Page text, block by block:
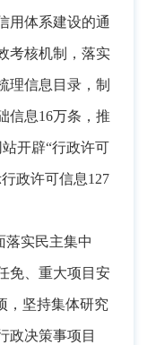
用体系建设的通
考核机制 ， 落实
理信息目录 ， 制
信息16万条 ， 推
开辟“行政许可
政许可信息127
落实民主集中
免、重大项目安
， 坚持集体研究
政决策事项目